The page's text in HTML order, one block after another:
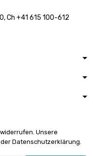
, Ch +41 615 100-612
Unsere
Datenschutzerklärung.